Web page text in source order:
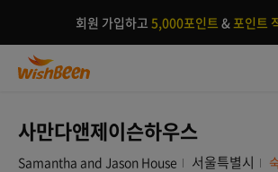
회원 가입하고 5,000포인트 &포인트
사만다앤제이슨하우스
Samantha and Jason House 서울특별시